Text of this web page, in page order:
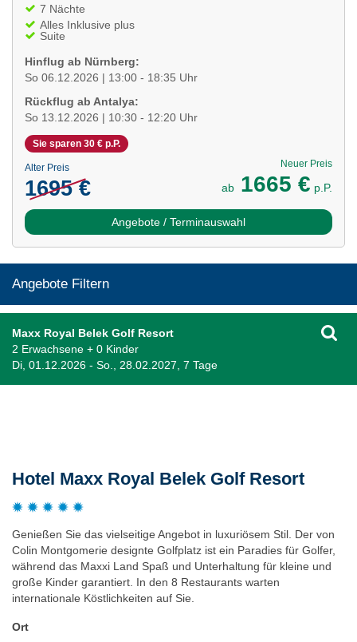
7 Nächte
Alles Inklusive plus
Suite
Hinflug ab Nürnberg:
So 06.12.2026 | 13:00 - 18:35 Uhr
Rückflug ab Antalya:
So 13.12.2026 | 10:30 - 12:20 Uhr
Sie sparen 30 € p.P.
Alter Preis
1695 €
Neuer Preis
ab 1665 € p.P.
Angebote / Terminauswahl
Angebote Filtern
Maxx Royal Belek Golf Resort
2 Erwachsene + 0 Kinder
Di, 01.12.2026 - So., 28.02.2027, 7 Tage
Hotel Maxx Royal Belek Golf Resort
Genießen Sie das vielseitige Angebot in luxuriösem Stil. Der von
Colin Montgomerie designte Golfplatz ist ein Paradies für Golfer,
während das Maxxi Land Spaß und Unterhaltung für kleine und
große Kinder garantiert. In den 8 Restaurants warten
internationale Köstlichkeiten auf Sie.
Ort